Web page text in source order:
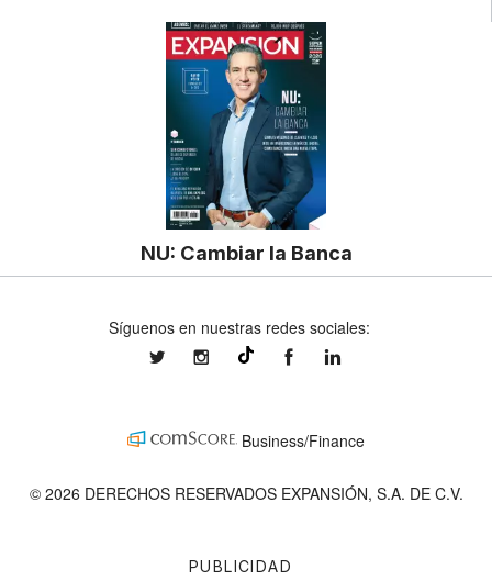
NU: Cambiar la Banca
PUBLICIDAD
Síguenos en nuestras redes sociales:
expansionmxexpansionmx ExpansionMex
Business/Finance
© 2026 DERECHOS RESERVADOS EXPANSIÓN, S.A. DE C.V.